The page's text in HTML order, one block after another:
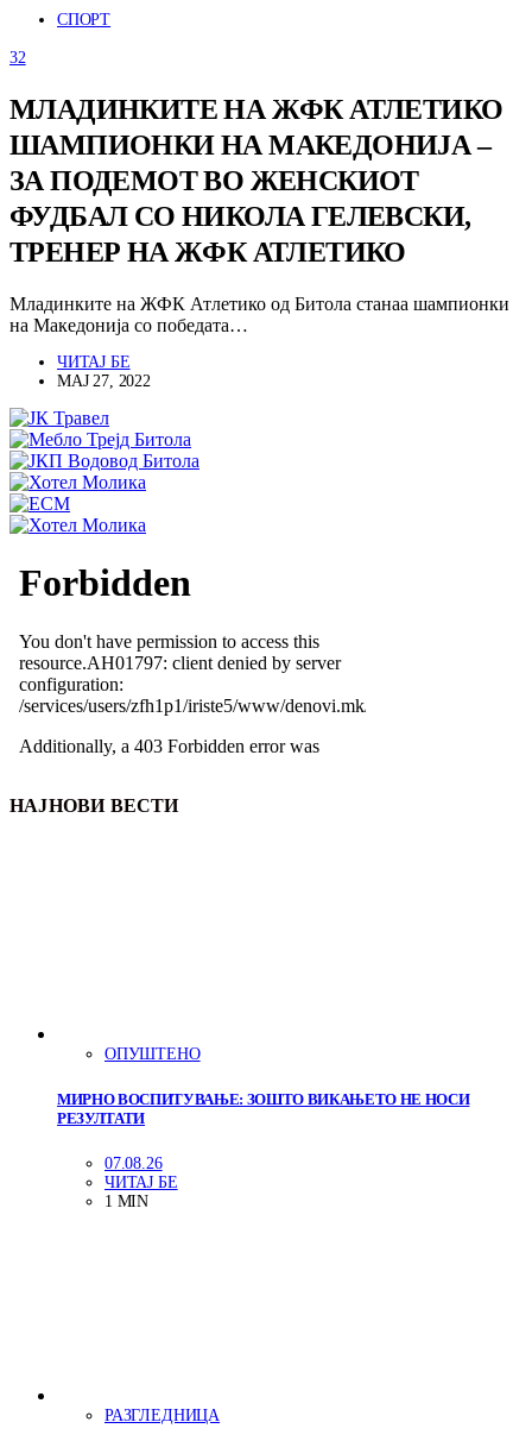
СПОРТ
32
МЛАДИНКИТЕ НА ЖФК АТЛЕТИКО
ШАМПИОНКИ НА МАКЕДОНИЈА –
ЗА ПОДЕМОТ ВО ЖЕНСКИОТ
ФУДБАЛ СО НИКОЛА ГЕЛЕВСКИ,
ТРЕНЕР НА ЖФК АТЛЕТИКО
Младинките на ЖФК Атлетико од Битола станаа шампионки
на Македонија со победата…
ЧИТАЈ БЕ
МАЈ 27, 2022
НАЈНОВИ ВЕСТИ
ОПУШТЕНО
МИРНО ВОСПИТУВАЊЕ: ЗОШТО ВИКАЊЕТО НЕ НОСИ
РЕЗУЛТАТИ
07.08.26
ЧИТАЈ БЕ
1 MIN
РАЗГЛЕДНИЦА